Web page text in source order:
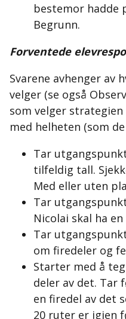
bestemor hadde
Begrunn.
Forventede
Svarene avhenger av
velger (se også
som velger strategien
med helheten (som
Tar
tilfeldig tall.
Med eller uten
Tar
Nicolai skal ha
Tar
om firedeler og
Starter med å
deler av det. Tar
en firedel av det
20 ruter er igjen